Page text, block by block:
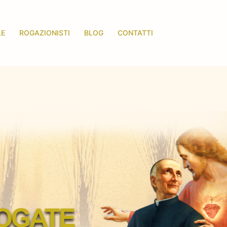
ROGAZIONISTI BLOG CONTATTI